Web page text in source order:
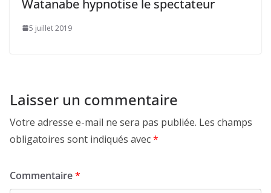
Watanabe hypnotise le spectateur
5 juillet 2019
Laisser un commentaire
Votre adresse e-mail ne sera pas publiée. Les champs
obligatoires sont indiqués avec*
Commentaire*